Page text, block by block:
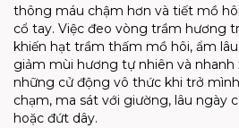
thông máu chậm hơn và tiết mồ
cổ tay. Việc đeo vòng trầm hương
khiến hạt trầm thấm mồ hôi, ẩm
giảm mùi hương tự nhiên và nhanh
những cử động vô thức khi trở
chạm, ma sát với giường, lâu ngày
hoặc đứt dây.